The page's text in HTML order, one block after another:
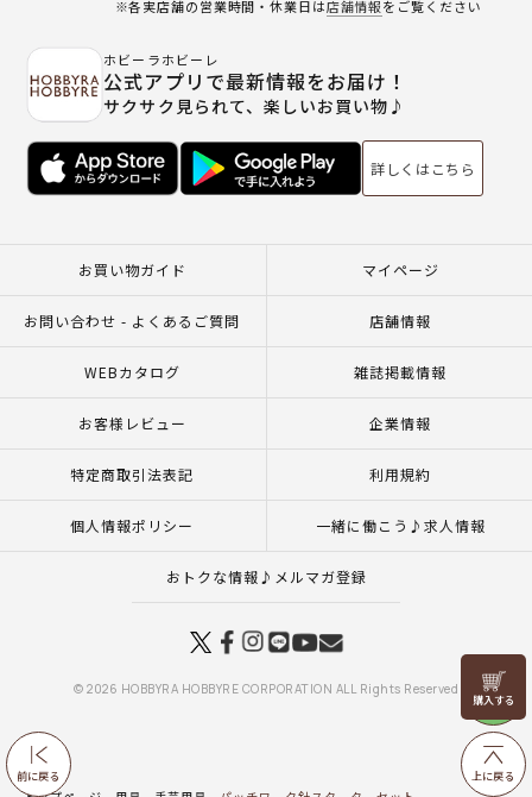
前に戻る
リリヤン
フェア
上に戻る
※各実店舗の営業時間・休業日は店舗情報をご覧ください
ホビーラホビーレ
公式アプリで最新情報をお届け！
サクサク見られて、楽しいお買い物♪
詳しくはこちら
お買い物ガイド マイページ
お問い合わせ - よくあるご質問 店舗情報
WEBカタログ 雑誌掲載情報
お客様レビュー 企業情報
特定商取引法表記 利用規約
個人情報ポリシー 一緒に働こう♪求人情報
おトクな情報♪メルマガ登録
© 2026 HOBBYRA HOBBYRE CORPORATION ALL Rights Reserved